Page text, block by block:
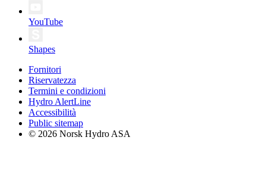
YouTube
Shapes
Fornitori
Riservatezza
Termini e condizioni
Hydro AlertLine
Accessibilità
Public sitemap
© 2026 Norsk Hydro ASA